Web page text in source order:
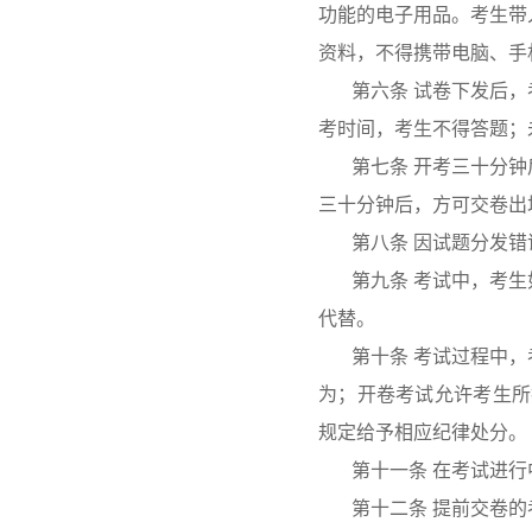
功能的电子用品。考生
资料，不得携带电脑、
第六条 试卷下发后
考时间，考生不得答题
第七条 开考三十分
三十分钟后，方可交卷出
第八条 因试题分发
第九条 考试中，考
代替。
第十条 考试过程中
为；开卷考试允许考生
规定给予相应纪律处分。
第十一条 在考试进
第十二条 提前交卷